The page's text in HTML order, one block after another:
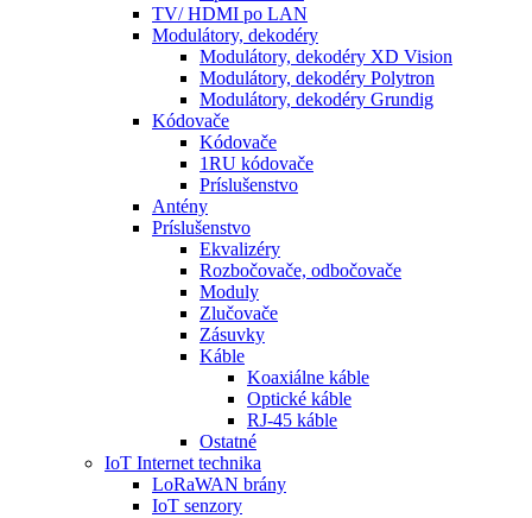
TV/ HDMI po LAN
Modulátory, dekodéry
Modulátory, dekodéry XD Vision
Modulátory, dekodéry Polytron
Modulátory, dekodéry Grundig
Kódovače
Kódovače
1RU kódovače
Príslušenstvo
Antény
Príslušenstvo
Ekvalizéry
Rozbočovače, odbočovače
Moduly
Zlučovače
Zásuvky
Káble
Koaxiálne káble
Optické káble
RJ-45 káble
Ostatné
IoT Internet technika
LoRaWAN brány
IoT senzory